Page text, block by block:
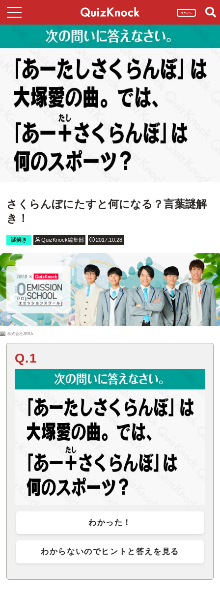
ログイン
さくらんぼにたすと何になる？言葉謎解
き！
謎解き QuizKnock編集部 2017.10.28
PR 株式会社JERA
Q.1
わかった！
わからないのでヒントと答えを見る